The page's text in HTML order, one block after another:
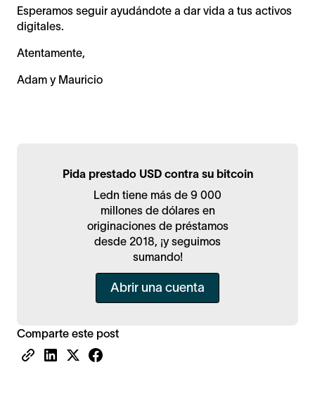
Pida prestado USD contra su bitcoin
Ledn tiene más de 9 000
millones de dólares en
originaciones de préstamos
desde 2018, ¡y seguimos
sumando!
Abrir una cuenta
Comparte este post
Esperamos seguir ayudándote a dar vida a tus activos
digitales.
Atentamente,
Adam y Mauricio